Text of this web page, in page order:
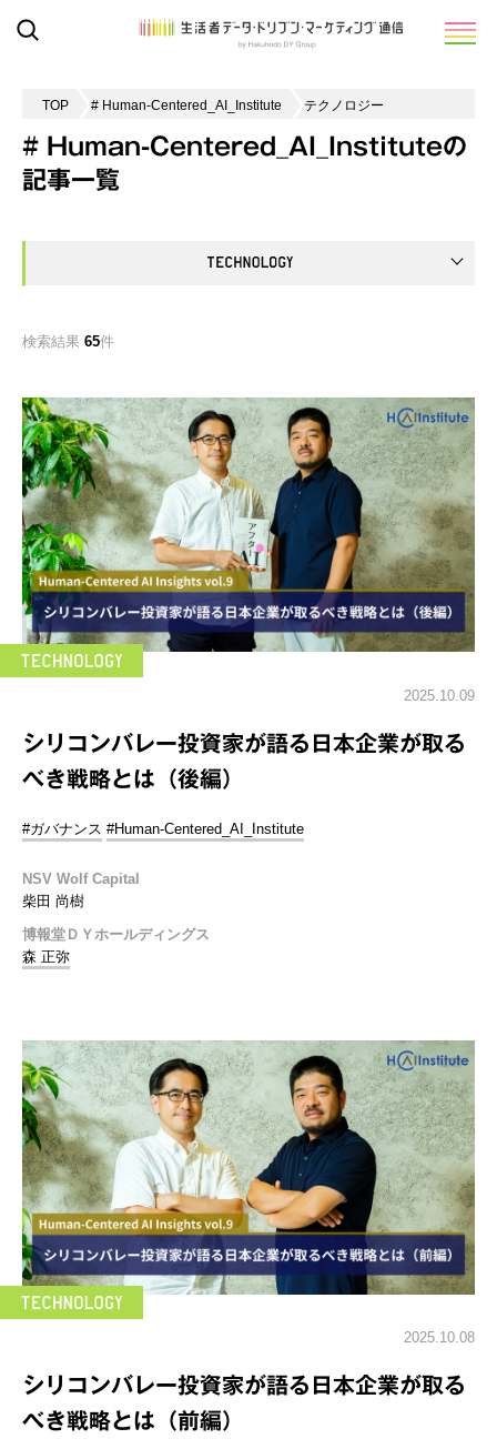
TOP # Human-Centered_AI_Institute テクノロジー
# Human-Centered_AI_Instituteの
記事一覧
検索結果 65件
2025.10.09
シリコンバレー投資家が語る日本企業が取る
べき戦略とは（後編）
#ガバナンス #Human-Centered_AI_Institute
NSV Wolf Capital
柴田 尚樹
博報堂ＤＹホールディングス
森 正弥
2025.10.08
シリコンバレー投資家が語る日本企業が取る
べき戦略とは（前編）